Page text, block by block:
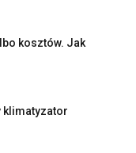
kosztów. Jak
klimatyzator